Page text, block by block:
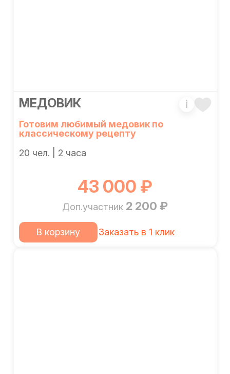
МЕДОВИК i
Готовим любимый медовик по
классическому рецепту
20 чел. | 2 часа
43 000 ₽
Доп.участник 2 200 ₽
В корзину Заказать в 1 клик